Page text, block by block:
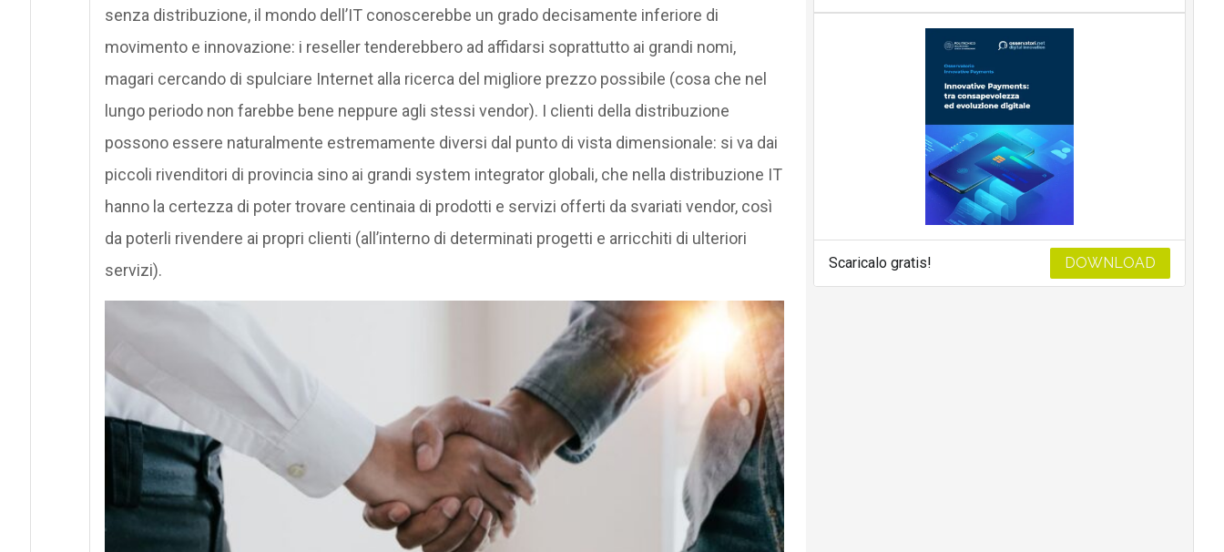
senza distribuzione, il mondo dell’IT conoscerebbe un grado decisamente inferiore di
movimento e innovazione: i reseller tenderebbero ad affidarsi soprattutto ai grandi nomi,
magari cercando di spulciare Internet alla ricerca del migliore prezzo possibile (cosa che nel
lungo periodo non farebbe bene neppure agli stessi vendor). I clienti della distribuzione
possono essere naturalmente estremamente diversi dal punto di vista dimensionale: si va dai
piccoli rivenditori di provincia sino ai grandi system integrator globali, che nella distribuzione IT
hanno la certezza di poter trovare centinaia di prodotti e servizi offerti da svariati vendor, così
da poterli rivendere ai propri clienti (all’interno di determinati progetti e arricchiti di ulteriori
servizi).
Scaricalo gratis! DOWNLOAD